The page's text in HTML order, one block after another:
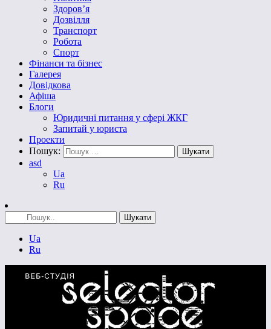
Здоров’я
Дозвілля
Транспорт
Робота
Спорт
Фінанси та бізнес
Галерея
Довідкова
Афіша
Блоги
Юридичні питання у сфері ЖКГ
Запитай у юриста
Проекти
Пошук:
asd
Ua
Ru
Ua
Ru